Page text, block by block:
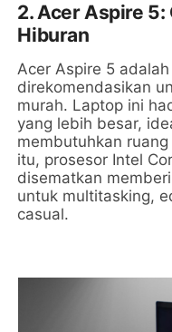
2. Acer Aspire 5:
Hiburan
Acer Aspire 5
direkomendasikan
murah. Laptop ini
yang lebih besar,
membutuhkan
itu, prosesor Intel
disematkan
untuk multitasking,
casual.